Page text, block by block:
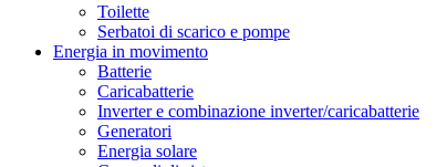
Toilette
Serbatoi di scarico e pompe
Energia in movimento
Batterie
Caricabatterie
Inverter e combinazione inverter/caricabatterie
Generatori
Energia solare